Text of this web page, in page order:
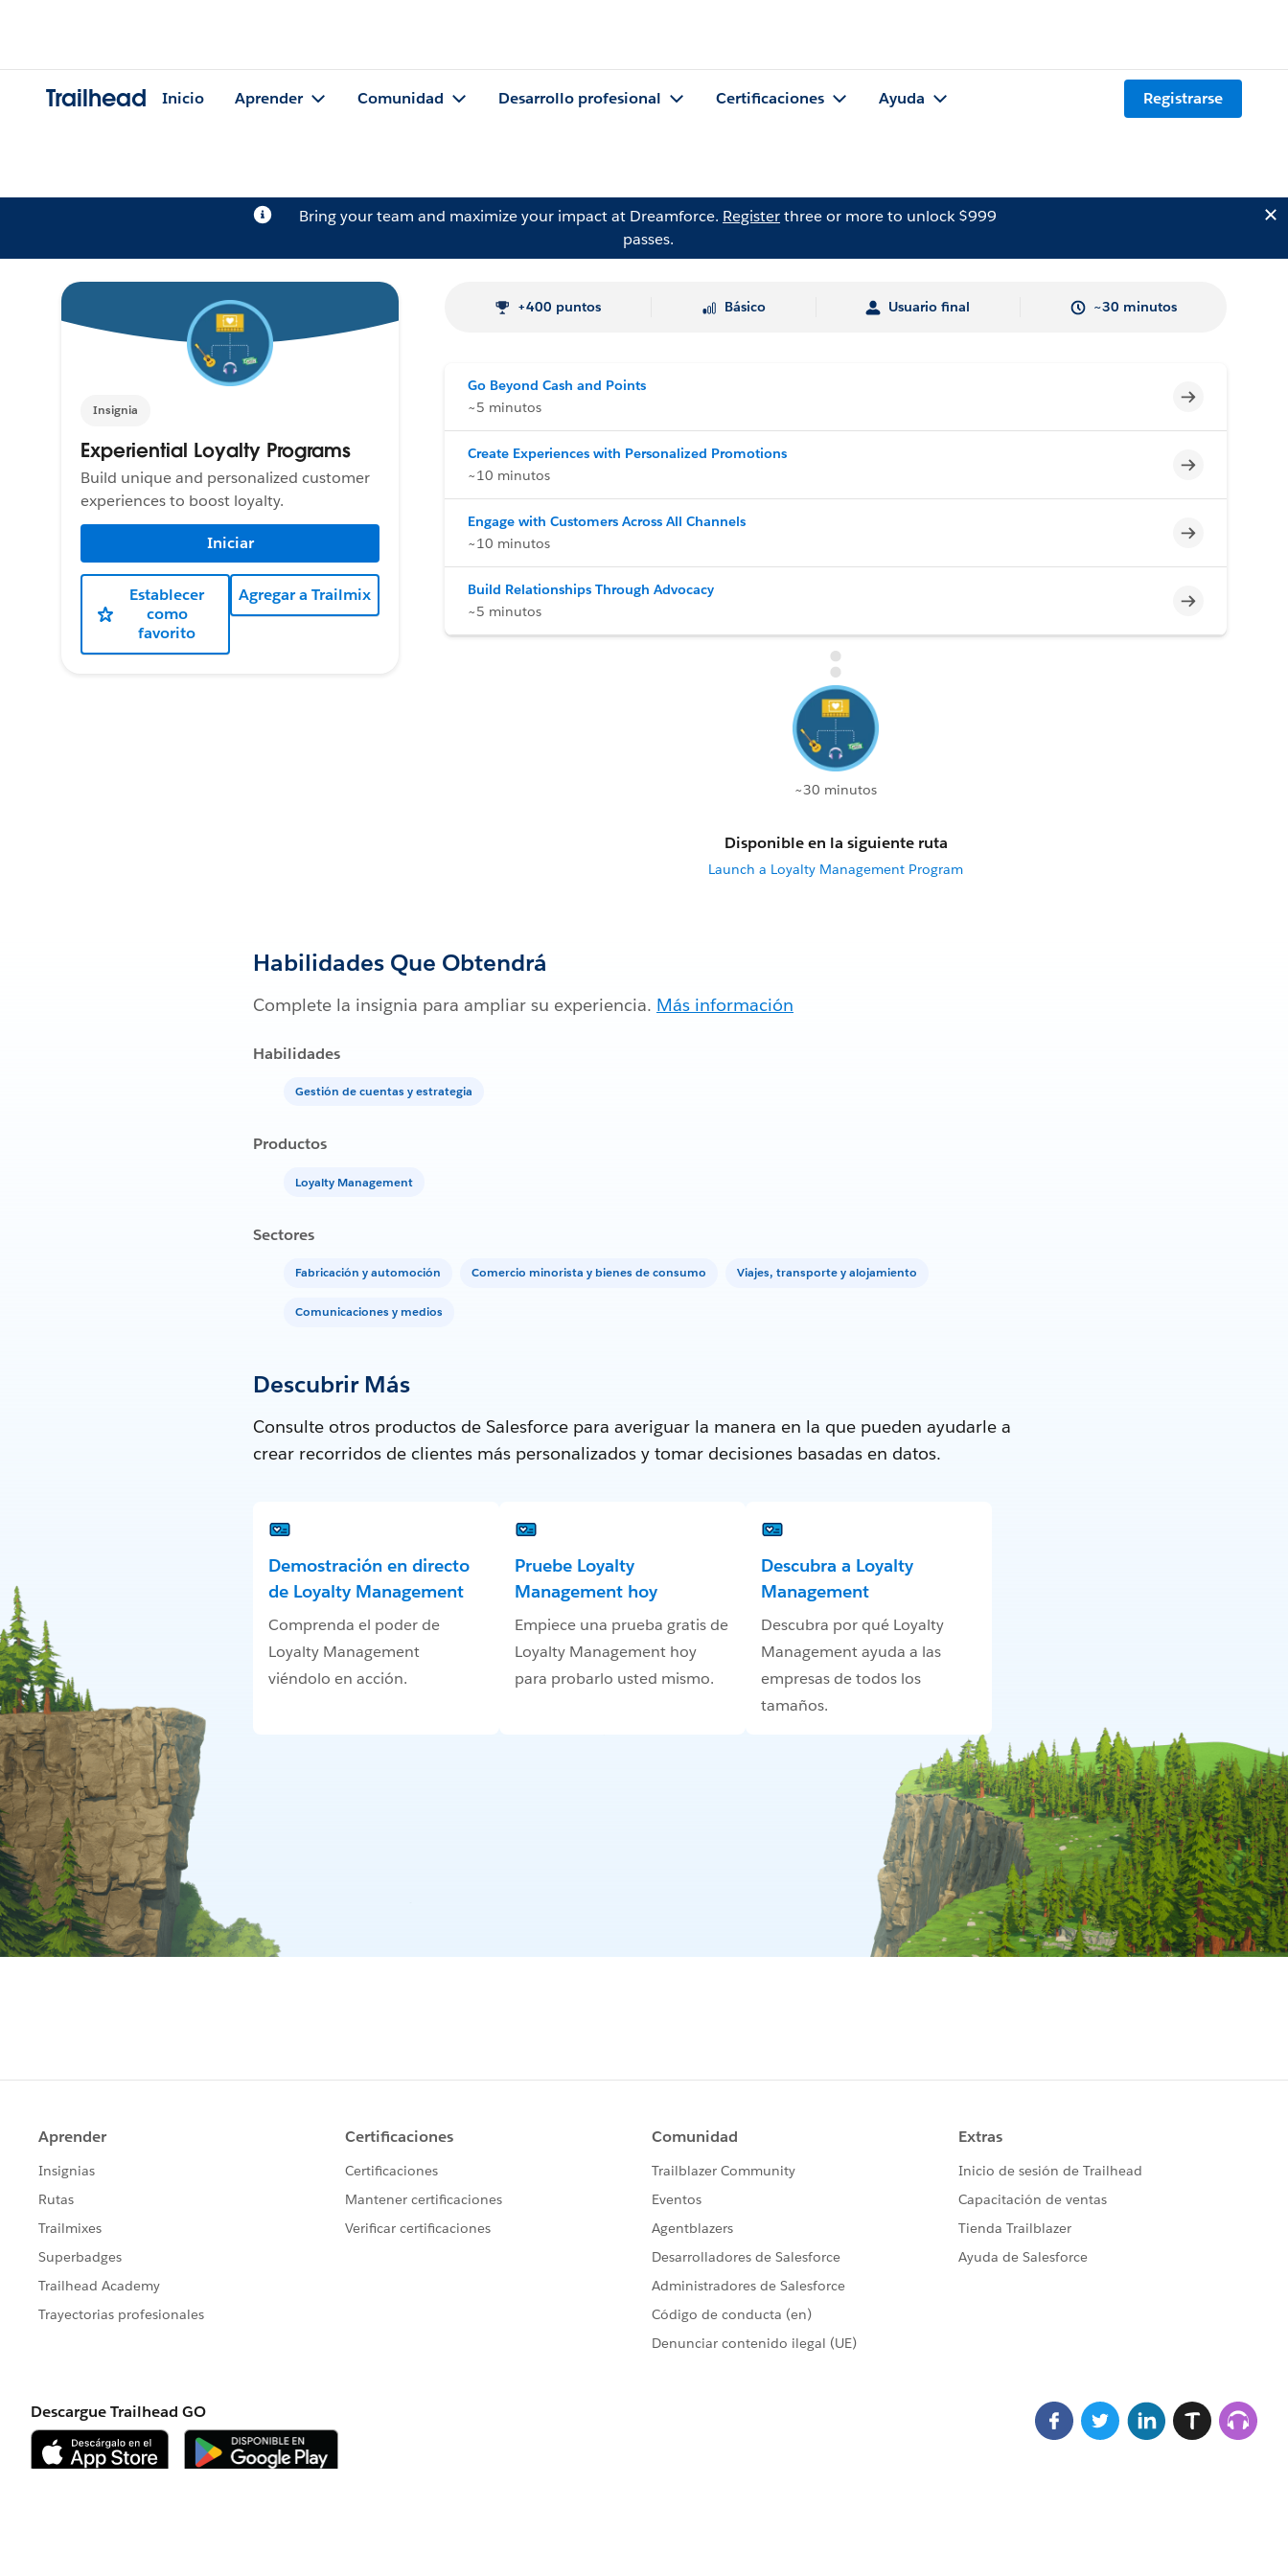
Trailhead Inicio Aprender Comunidad Desarrollo profesional Certificaciones Ayuda Registrarse
Bring your team and maximize your impact at Dreamforce. Registerthree or more to unlock $999
passes.
Insignia
Experiential Loyalty Programs
Build unique and personalized customer
experiences to boost loyalty.
Iniciar
Establecer
como
favorito
Agregar a Trailmix
+400 puntos Básico Usuario final ~30 minutos
Go Beyond Cash and Points
~5 minutos
Incompleto
Create Experiences with Personalized Promotions
~10 minutos
Incompleto
Engage with Customers Across All Channels
~10 minutos
Incompleto
Build Relationships Through Advocacy
~5 minutos
Incompleto
~30 minutos
Disponible en la siguiente ruta
Launch a Loyalty Management Program
Habilidades Que Obtendrá
Complete la insignia para ampliar su experiencia. Más información
Habilidades
Gestión de cuentas y estrategia
Productos
Loyalty Management
Sectores
Fabricación y automoción Comercio minorista y bienes de consumo Viajes, transporte y alojamiento
Comunicaciones y medios
Descubrir Más
Consulte otros productos de Salesforce para averiguar la manera en la que pueden ayudarle a
crear recorridos de clientes más personalizados y tomar decisiones basadas en datos.
Demostración en directo
de Loyalty Management
Comprenda el poder de
Loyalty Management
viéndolo en acción.
Pruebe Loyalty
Management hoy
Empiece una prueba gratis de
Loyalty Management hoy
para probarlo usted mismo.
Descubra a Loyalty
Management
Descubra por qué Loyalty
Management ayuda a las
empresas de todos los
tamaños.